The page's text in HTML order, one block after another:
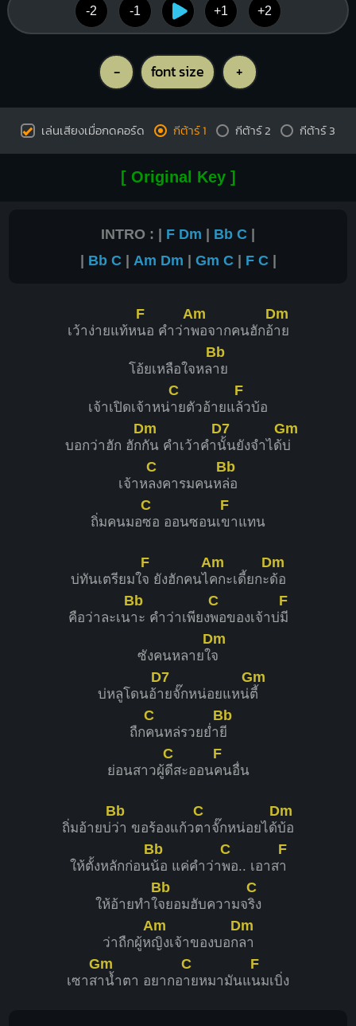
-2 -1 +1 +2
- font size +
เล่นเสียงเมื่อกดคอร์ด กีต้าร์ 1 กีต้าร์ 2 กีต้าร์ 3
[ Original Key ]
INTRO : | F Dm | Bb C |
| Bb C | Am Dm | Gm C | F C |
เว้าง่ายแท้ห
F
นอ คำว่า
Am
พอจากคนฮักอ้
Dm
าย
โอ้ยเหลือใจหล
Bb
าย
เจ้าเปิดเจ้าหน่
C
ายตัวอ้ายแ
F
ล้วบ้อ
บอกว่าฮัก ฮัก
Dm
กัน คำเว้าคำ
D7
นั้นยังจำได้
Gm
บ่
เจ้าห
C
ลงคารมคนห
Bb
ล่อ
ถิ่มคนมอ
C
ซอ ออนซอนเ
F
ขาแทน
บ่ทันเตรียมใ
F
จ ยังฮักคนไ
Am
คกะเดี้ยกะ
Dm
ด้อ
คือว่าละเน
Bb
าะ คำว่าเพียง
C
พอของเจ้าบ่
F
มี
ซังคนหลายใ
Dm
จ
บ่หลูโดนอ้
D7
ายจั๊กหน่อยแหน่
Gm
ตี้
ถืก
C
คนหล่รวยย่ำ
Bb
ยี
ย่อนสาวผู้
C
ดีสะออน
F
คนอื่น
ถิ่มอ้ายบ่
Bb
ว่า ขอร้องแก้ว
C
ตาจั๊กหน่อยได้
Dm
บ้อ
ให้ตั้งหลักก่อน
Bb
น้อ แค่คำว่า
C
พอ.. เอาส
F
า
ให้อ้ายทำใ
Bb
จยอมฮับความจ
C
ริง
ว่าถืกผู้ห
Am
ญิงเจ้าของบอก
Dm
ลา
เซาส
Gm
าน้ำตา อยากอ
C
ายหมามันแ
F
นมเบิ่ง